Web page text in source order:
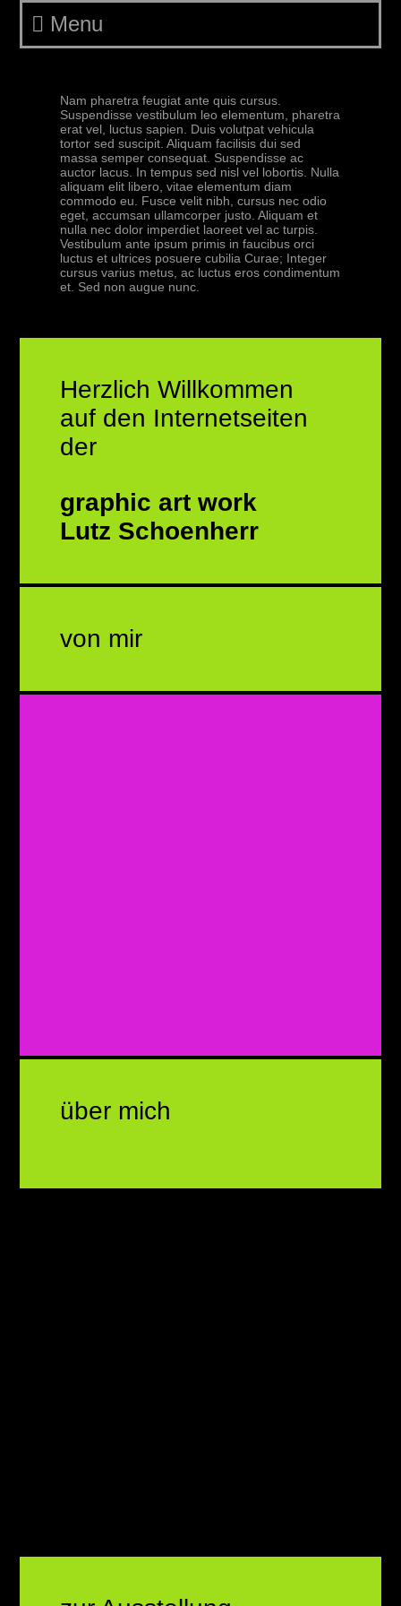
Menu
Nam pharetra feugiat ante quis cursus.
Suspendisse vestibulum leo elementum, pharetra
erat vel, luctus sapien. Duis volutpat vehicula
tortor sed suscipit. Aliquam facilisis dui sed
massa semper consequat. Suspendisse ac
auctor lacus. In tempus sed nisl vel lobortis. Nulla
aliquam elit libero, vitae elementum diam
commodo eu. Fusce velit nibh, cursus nec odio
eget, accumsan ullamcorper justo. Aliquam et
nulla nec dolor imperdiet laoreet vel ac turpis.
Vestibulum ante ipsum primis in faucibus orci
luctus et ultrices posuere cubilia Curae; Integer
cursus varius metus, ac luctus eros condimentum
et. Sed non augue nunc.
Herzlich Willkommen
auf den Internetseiten
der
graphic art work
Lutz Schoenherr
von mir
über mich